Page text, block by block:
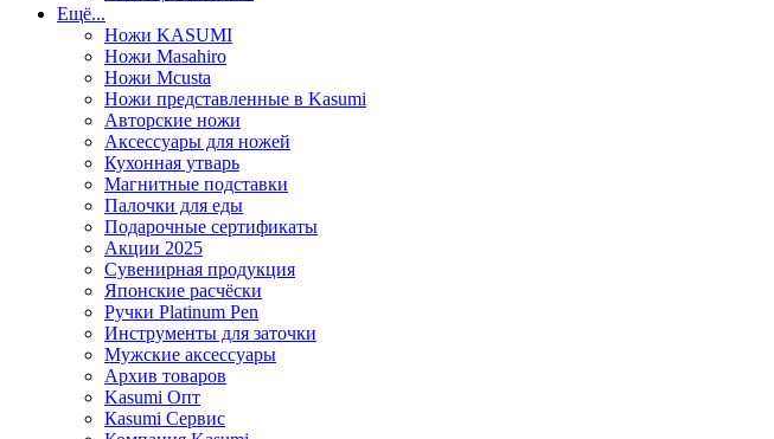
Ещё...
Ножи KASUMI
Ножи Masahiro
Ножи Mcusta
Ножи представленные в Kasumi
Авторские ножи
Аксессуары для ножей
Кухонная утварь
Магнитные подставки
Палочки для еды
Подарочные сертификаты
Акции 2025
Сувенирная продукция
Японские расчёски
Ручки Platinum Pen
Инструменты для заточки
Мужские аксессуары
Архив товаров
Kasumi Опт
Кasumi Сервис